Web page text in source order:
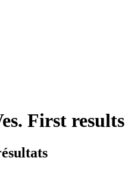
First results